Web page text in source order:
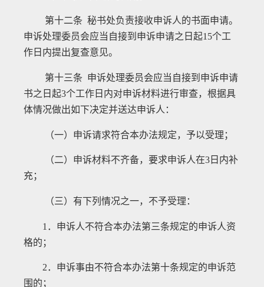
第十二条 秘书处负责接收申诉人的书面申请。
申诉处理委员会应当自接到申诉申请之日起15个工
作日内提出复查意见。
第十三条 申诉处理委员会应当自接到申诉申请
书之日起3个工作日内对申诉材料进行审查，根据具
体情况做出如下决定并送达申诉人：
（一）申诉请求符合本办法规定，予以受理；
（二）申诉材料不齐备，要求申诉人在3 日内补
充；
（三）有下列情况之一，不予受理：
1 ．申诉人不符合本办法第三条规定的申诉人资
格的；
2．申诉事由不符合本办法第十条规定的申诉范
围的；